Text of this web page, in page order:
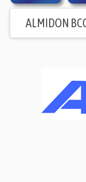
ALMIDON